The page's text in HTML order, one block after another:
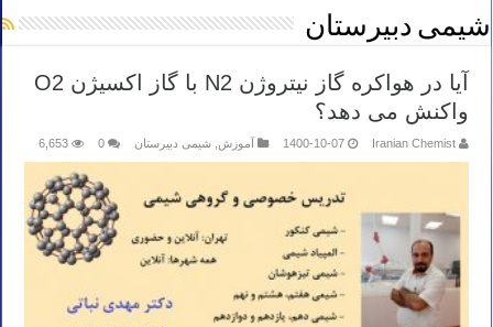
شیمی دبیرستان
آیا در هواکره گاز نیتروژن N2 با گاز اکسیژن O2
واکنش می دهد؟
Iranian Chemist
1400-10-07 آموزش شیمی دبیرستان 0
6,653